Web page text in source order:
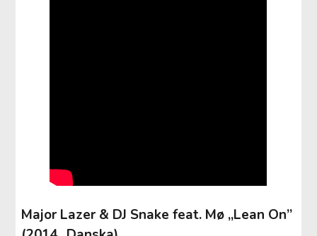
Major Lazer & DJ Snake feat. Mø „Lean On”